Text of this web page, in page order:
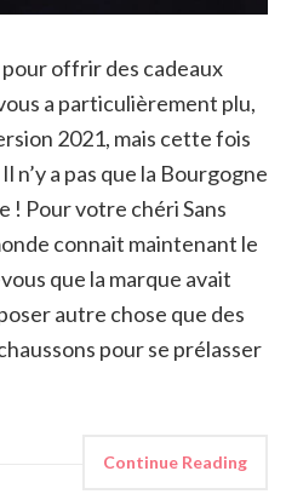
pour offrir des cadeaux
a particulièrement plu,
2021, mais cette fois
n’y a pas que la Bourgogne
! Pour votre chéri Sans
connait maintenant le
que la marque avait
autre chose que des
pour se prélasser
Continue Reading